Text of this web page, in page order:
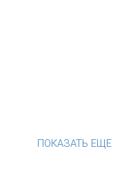
ПОКАЗАТЬ ЕЩЕ